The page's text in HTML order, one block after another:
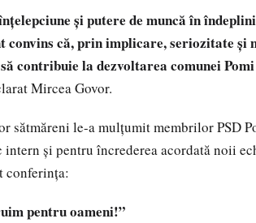
și putere de muncă în
că, prin implicare, seriozitate și
contribuie la dezvoltarea comunei
Mircea Govor.
sătmăreni le-a mulțumit membrilor PSD
și pentru încrederea acordată noii
conferința:
pentru oameni!”